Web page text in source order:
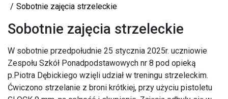
Sobotnie zajęcia strzeleckie
Sobotnie zajęcia strzeleckie
W sobotnie przedpołudnie 25 stycznia 2025r. uczniowie
Zespołu Szkół Ponadpodstawowych nr 8 pod opieką
p.Piotra Dębickiego wzięli udział w treningu strzeleckim.
Ćwiczono strzelanie z broni krótkiej, przy użyciu pistoletu